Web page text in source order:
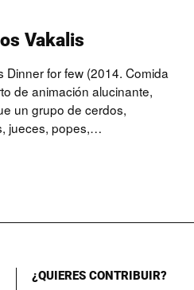
Vakalis
Dinner for few (2014. Comida
de animación alucinante,
un grupo de cerdos,
jueces, popes,…
¿QUIERES CONTRIBUIR?